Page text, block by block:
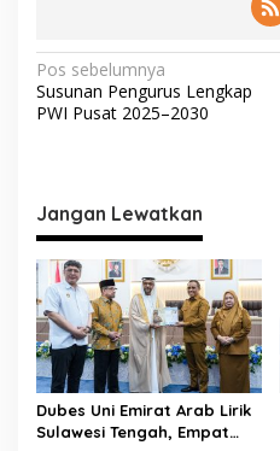
N
a
g
a
s
i
p
o
s
Pos sebelumnya
Susunan Pengurus Lengkap
PWI Pusat 2025–2030
Jangan Lewatkan
Dubes Uni Emirat Arab Lirik
Sulawesi Tengah, Empat